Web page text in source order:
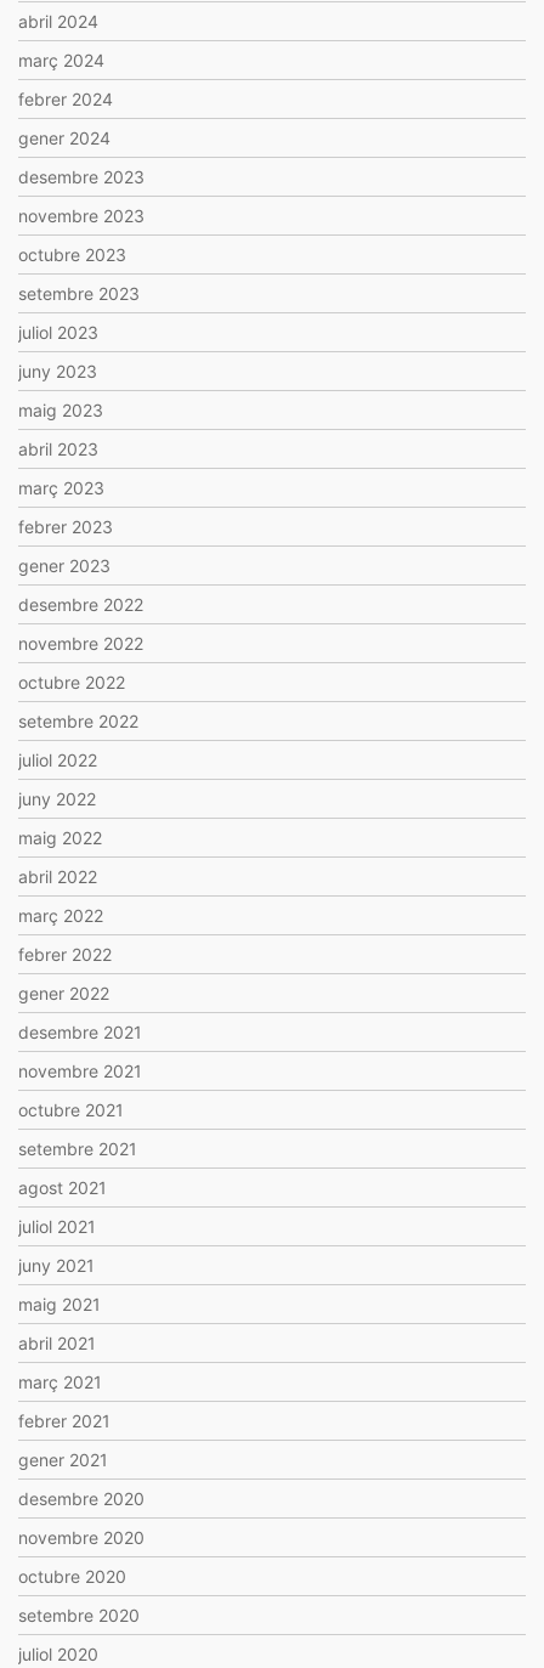
abril 2024
març 2024
febrer 2024
gener 2024
desembre 2023
novembre 2023
octubre 2023
setembre 2023
juliol 2023
juny 2023
maig 2023
abril 2023
març 2023
febrer 2023
gener 2023
desembre 2022
novembre 2022
octubre 2022
setembre 2022
juliol 2022
juny 2022
maig 2022
abril 2022
març 2022
febrer 2022
gener 2022
desembre 2021
novembre 2021
octubre 2021
setembre 2021
agost 2021
juliol 2021
juny 2021
maig 2021
abril 2021
març 2021
febrer 2021
gener 2021
desembre 2020
novembre 2020
octubre 2020
setembre 2020
juliol 2020